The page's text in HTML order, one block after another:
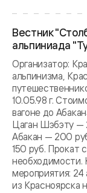
Вестник
альпиниада
Организатор:
альпинизма,
10.05.98 г.
вагоне до
Цаган Шэбэту —
Абакан — 200
150 руб. Прокат
необходимости.
мероприятия:
из Красноярска